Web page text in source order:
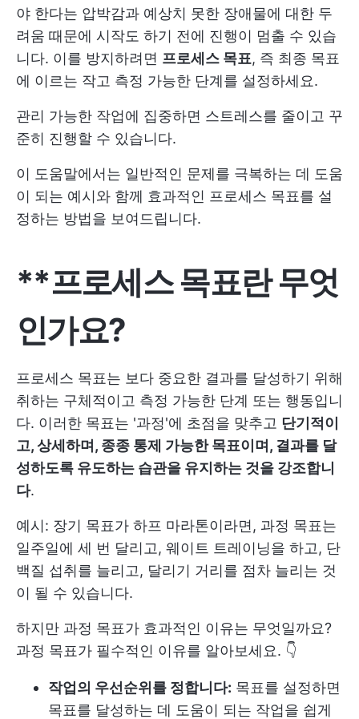
야 한다는 압박감과 예상치 못한 장애물에 대한 두
려움 때문에 시작도 하기 전에 진행이 멈출 수 있습
니다. 이를 방지하려면 프로세스 목표, 즉 최종 목표
에 이르는 작고 측정 가능한 단계를 설정하세요.
관리 가능한 작업에 집중하면 스트레스를 줄이고 꾸
준히 진행할 수 있습니다.
이 도움말에서는 일반적인 문제를 극복하는 데 도움
이 되는 예시와 함께 효과적인 프로세스 목표를 설
정하는 방법을 보여드립니다.
**프로세스 목표란 무엇
인가요?
프로세스 목표는 보다 중요한 결과를 달성하기 위해
취하는 구체적이고 측정 가능한 단계 또는 행동입니
다. 이러한 목표는 '과정'에 초점을 맞추고 단기적이
고, 상세하며, 종종 통제 가능한 목표이며, 결과를 달
성하도록 유도하는 습관을 유지하는 것을 강조합니
다.
예시: 장기 목표가 하프 마라톤이라면, 과정 목표는
일주일에 세 번 달리고, 웨이트 트레이닝을 하고, 단
백질 섭취를 늘리고, 달리기 거리를 점차 늘리는 것
이 될 수 있습니다.
하지만 과정 목표가 효과적인 이유는 무엇일까요?
과정 목표가 필수적인 이유를 알아보세요. 👇
작업의 우선순위를 정합니다: 목표를 설정하면
목표를 달성하는 데 도움이 되는 작업을 쉽게